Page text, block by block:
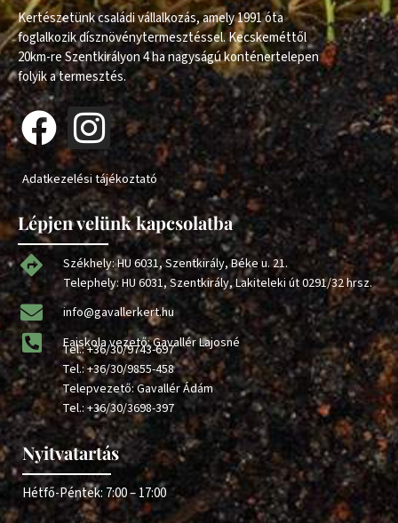
Kertészetünk családi vállalkozás, amely 1991 óta
foglalkozik dísznövénytermesztéssel. Kecskeméttől
20km-re Szentkirályon 4 ha nagyságú konténertelepen
folyik a termesztés.
Adatkezelési tájékoztató
Lépjen velünk kapcsolatba
Székhely: HU 6031, Szentkirály, Béke u. 21.
Telephely: HU 6031, Szentkirály, Lakiteleki út 0291/32 hrsz.
info@gavallerkert.hu
Faiskola vezető: Gavallér Lajosné
Tel.:+36/30/9743-697
Tel.:+36/30/9855-458
Telepvezető: Gavallér Ádám
Tel.:+36/30/3698-397
Nyitvatartás
Hétfő-Péntek: 7:00 – 17:00